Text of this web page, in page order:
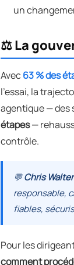
un
⚖️ La
Avec63 % des
l'essai, la
agentique — des
étapes—
contrôle.
💬Chris
responsable,
fiables,
Pour les
comment